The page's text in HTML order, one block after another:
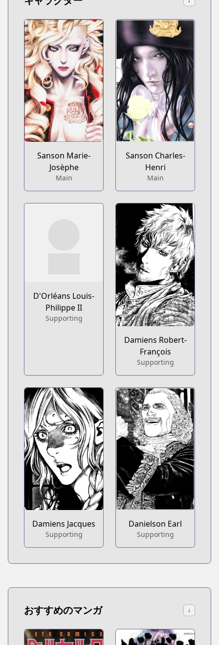
Sanson Marie-
Josèphe
Main
Sanson Charles-
Henri
Main
D'Orléans Louis-
Philippe II
Supporting
Damiens Robert-
François
Supporting
Damiens Jacques
Supporting
Danielson Earl
Supporting
おすすめのマンガ ↓